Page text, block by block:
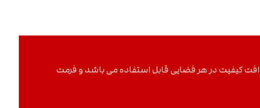
شده اند و بدون افت کیفیت در هر فضایی قابل استفاده می باشد و فرمت